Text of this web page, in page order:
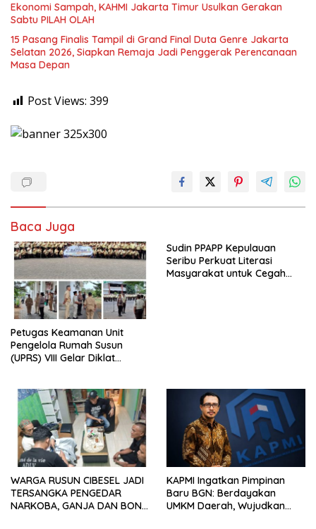
Ekonomi Sampah, KAHMI Jakarta Timur Usulkan Gerakan
Sabtu PILAH OLAH
15 Pasang Finalis Tampil di Grand Final Duta Genre Jakarta
Selatan 2026, Siapkan Remaja Jadi Penggerak Perencanaan
Masa Depan
Post Views: 399
Baca Juga
Petugas Keamanan Unit
Pengelola Rumah Susun
(UPRS) VIII Gelar Diklat
Solusi dan Direktorat
Bhabinkamtibmas Polda
Metro Jaya*
Sudin PPAPP Kepulauan
Seribu Perkuat Literasi
Masyarakat untuk Cegah
WARGA RUSUN CIBESEL JADI
TERSANGKA PENGEDAR
NARKOBA, GANJA DAN BONG
KAPMI Ingatkan Pimpinan
Baru BGN: Berdayakan
UMKM Daerah, Wujudkan